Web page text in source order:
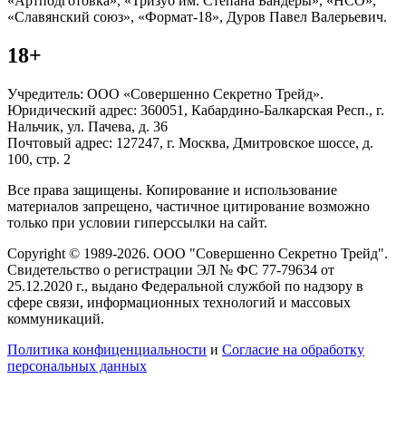
«Славянский союз», «Формат-18», Дуров Павел Валерьевич.
18+
Учредитель: ООО «Совершенно Секретно Трейд».
Юридический адрес: 360051, Кабардино-Балкарская Респ., г.
Нальчик, ул. Пачева, д. 36
Почтовый адрес: 127247, г. Москва, Дмитровское шоссе, д.
100, стр. 2
Все права защищены. Копирование и использование
материалов запрещено, частичное цитирование возможно
только при условии гиперссылки на сайт.
Copyright © 1989-2026. ООО "Совершенно Секретно Трейд".
Свидетельство о регистрации ЭЛ № ФС 77-79634 от
25.12.2020 г., выдано Федеральной службой по надзору в
сфере связи, информационных технологий и массовых
коммуникаций.
Политика конфиценциальности и Согласие на обработку
персональных данных